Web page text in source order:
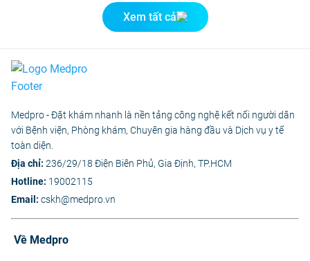
Xem tất cả
Medpro - Đặt khám nhanh là nền tảng công nghệ kết nối người dân
với Bệnh viện, Phòng khám, Chuyên gia hàng đầu và Dịch vụ y tế
toàn diện.
Địa chỉ: 236/29/18 Điện Biên Phủ, Gia Định, TP.HCM
Hotline: 19002115
Email: cskh@medpro.vn
Về Medpro